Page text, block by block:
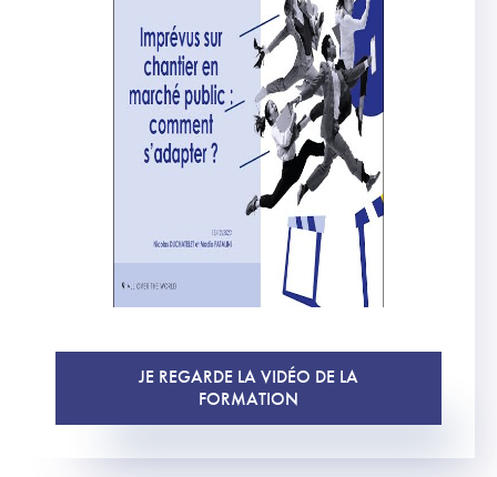
JE REGARDE LA VIDÉO DE LA
FORMATION